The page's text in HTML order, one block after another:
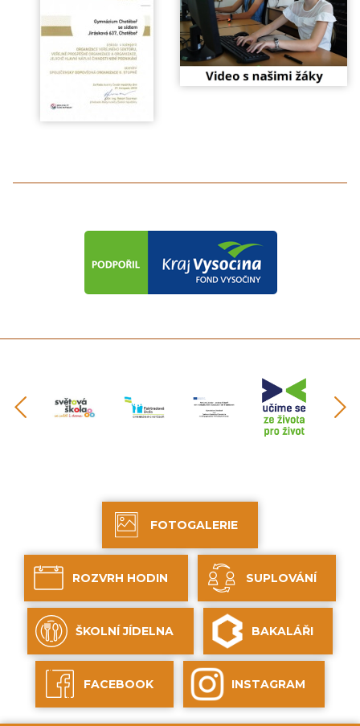
FOTOGALERIE
ROZVRH HODIN SUPLOVÁNÍ
ŠKOLNÍ JÍDELNA BAKALÁŘI
FACEBOOK INSTAGRAM